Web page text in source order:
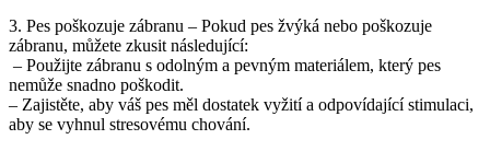
3. Pes poškozuje zábranu – Pokud pes ⁤žvýká nebo poškozuje
zábranu, můžete zkusit‌ následující:
​ – Použijte zábranu ⁢s ​odolným‌ a pevným materiálem, ⁣který pes
‌nemůže​ snadno poškodit.
– Zajistěte, aby váš pes měl dostatek vyžití a odpovídající stimulaci,
aby ‍se vyhnul stresovému chování.